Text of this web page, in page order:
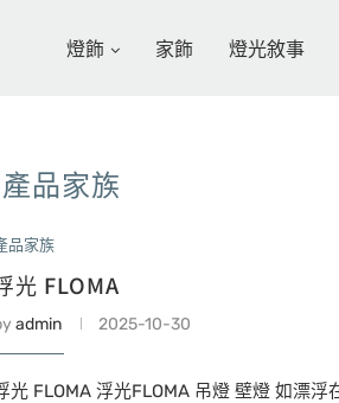
燈飾 家飾 燈光敘事
產品家族
品家族
光 FLOMA
admin 2025-10-30
光 FLOMA 浮光FLOMA 吊燈 壁燈 如漂浮